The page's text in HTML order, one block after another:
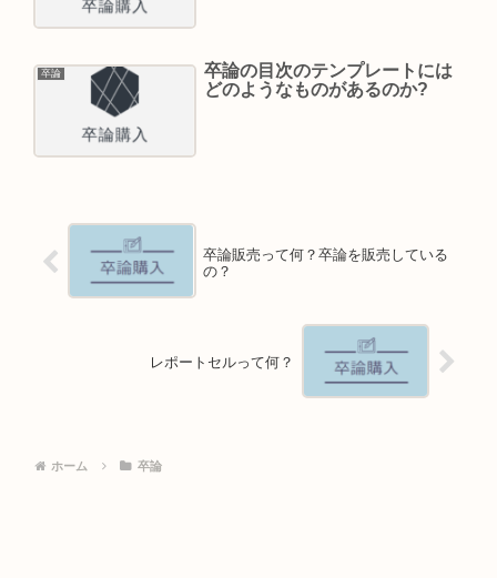
卒論
卒論の目次のテンプレートには
どのようなものがあるのか?
卒論販売って何？卒論を販売している
の？
レポートセルって何？
ホーム 卒論